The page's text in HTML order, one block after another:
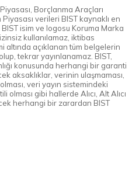
Borçlanma Araçları
verileri BIST kaynaklı en
isim ve logosu Koruma Marka
kullanılamaz, iktibas
altında açıklanan tüm belgelerin
tekrar yayınlanamaz. BIST,
konusunda herhangi bir garanti
aksaklıklar, verinin ulaşmaması,
veri yayın sistemindeki
gibi hallerde Alıcı, Alt Alıcı
herhangi bir zarardan BIST